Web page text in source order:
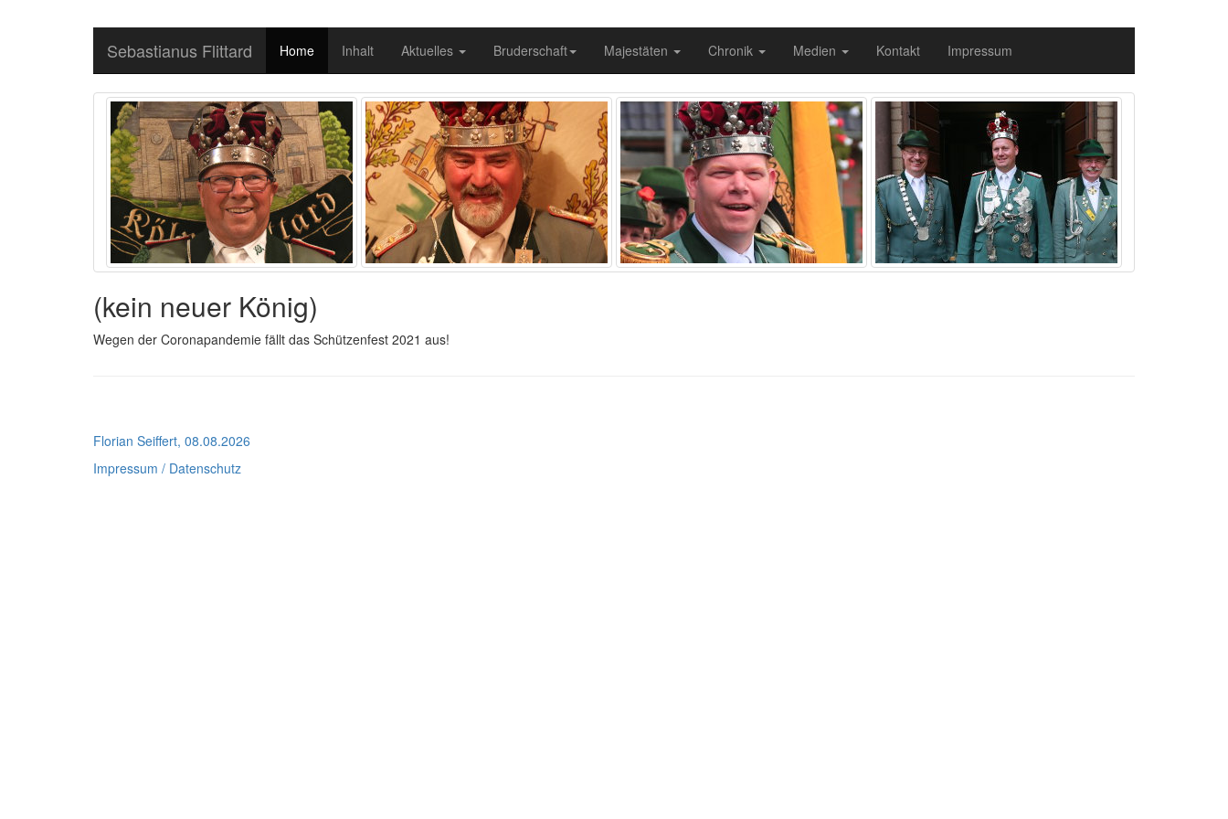
Sebastianus Flittard Home Inhalt Aktuelles Bruderschaft Majestäten Chronik Medien Kontakt Impressum
(kein neuer König)
Wegen der Coronapandemie fällt das Schützenfest 2021 aus!
Florian Seiffert, 08.08.2026
Impressum / Datenschutz